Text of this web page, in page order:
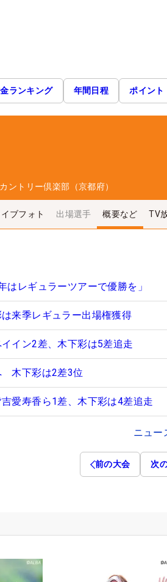
ランキング 年間日程 ポイント
ントリー倶楽部（京都府）
ブフォト 出場選手 概要など TV
レギュラーツアーで優勝を」
来季レギュラー出場権獲得
イン2差、木下彩は5差追走
木下彩は2差3位
愛寿香ら1差、木下彩は4差追走
ニュー
前の大会 次